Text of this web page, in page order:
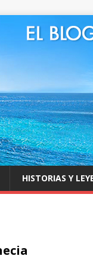
HISTORIAS Y